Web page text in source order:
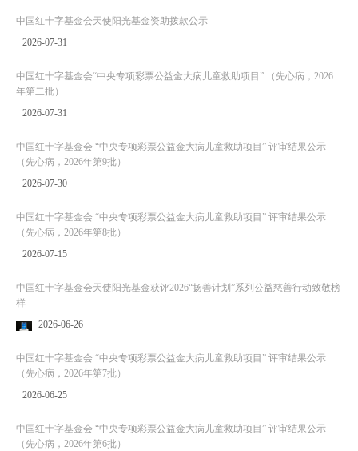
中国红十字基金会天使阳光基金资助拨款公示
2026-07-31
中国红十字基金会“中央专项彩票公益金大病儿童救助项目” （先心病，2026
年第二批）
2026-07-31
中国红十字基金会 “中央专项彩票公益金大病儿童救助项目” 评审结果公示
（先心病，2026年第9批）
2026-07-30
中国红十字基金会 “中央专项彩票公益金大病儿童救助项目” 评审结果公示
（先心病，2026年第8批）
2026-07-15
中国红十字基金会天使阳光基金获评2026“扬善计划”系列公益慈善行动致敬榜
样
2026-06-26
中国红十字基金会 “中央专项彩票公益金大病儿童救助项目” 评审结果公示
（先心病，2026年第7批）
2026-06-25
中国红十字基金会 “中央专项彩票公益金大病儿童救助项目” 评审结果公示
（先心病，2026年第6批）